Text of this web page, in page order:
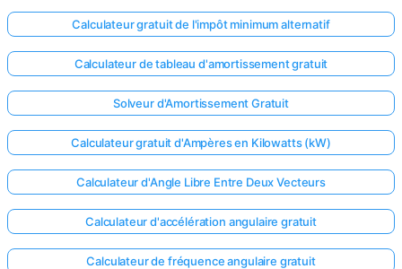
Calculateur gratuit de l'impôt minimum alternatif
Calculateur de tableau d'amortissement gratuit
Solveur d'Amortissement Gratuit
Calculateur gratuit d'Ampères en Kilowatts (kW)
Calculateur d'Angle Libre Entre Deux Vecteurs
Calculateur d'accélération angulaire gratuit
Calculateur de fréquence angulaire gratuit